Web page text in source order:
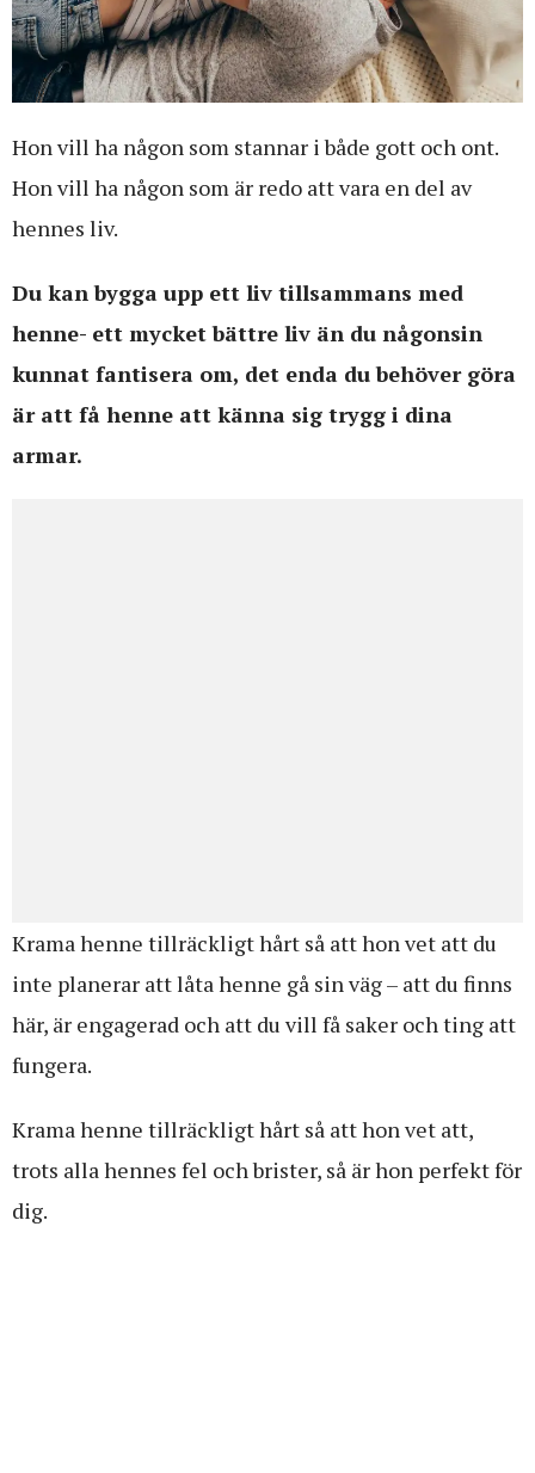
Hon vill ha någon som stannar i både gott och ont.
Hon vill ha någon som är redo att vara en del av
hennes liv.
Du kan bygga upp ett liv tillsammans med
henne- ett mycket bättre liv än du någonsin
kunnat fantisera om, det enda du behöver göra
är att få henne att känna sig trygg i dina
armar.
Krama henne tillräckligt hårt så att hon vet att du
inte planerar att låta henne gå sin väg – att du finns
här, är engagerad och att du vill få saker och ting att
fungera.
Krama henne tillräckligt hårt så att hon vet att,
trots alla hennes fel och brister, så är hon perfekt för
dig.